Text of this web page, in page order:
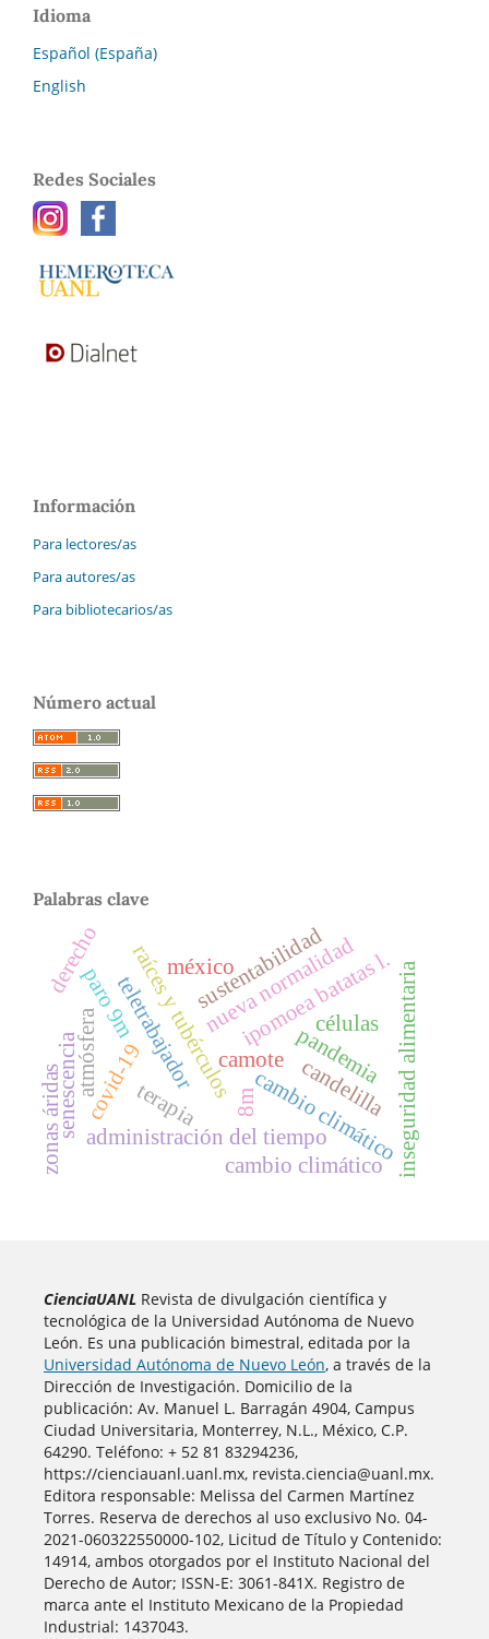
Idioma
Español (España)
English
Redes Sociales
Información
Para lectores/as
Para autores/as
Para bibliotecarios/as
Número actual
Palabras clave
camote
ipomoea batatas l.
raíces y tubérculos inseguridad alimentaria
cambio climático
teletrabajador
administración del tiempo
nueva normalidad
covid-19 pandemia
terapia
sustentabilidad
atmósfera
cambio climático
senescencia
células
méxico
8m
paro 9m
derecho
candelilla
zonas áridas
CienciaUANLRevista de divulgación científica y
tecnológica de la Universidad Autónoma de Nuevo
León. Es una publicación bimestral, editada por la
Universidad Autónoma de Nuevo León, a través de la
Dirección de Investigación. Domicilio de la
publicación: Av. Manuel L. Barragán 4904, Campus
Ciudad Universitaria, Monterrey, N.L., México, C.P.
64290. Teléfono: + 52 81 83294236,
https://cienciauanl.uanl.mx, revista.ciencia@uanl.mx.
Editora responsable: Melissa del Carmen Martínez
Torres. Reserva de derechos al uso exclusivo No. 04-
2021-060322550000-102, Licitud de Título y Contenido:
14914, ambos otorgados por el Instituto Nacional del
Derecho de Autor; ISSN-E: 3061-841X. Registro de
marca ante el Instituto Mexicano de la Propiedad
Industrial: 1437043.